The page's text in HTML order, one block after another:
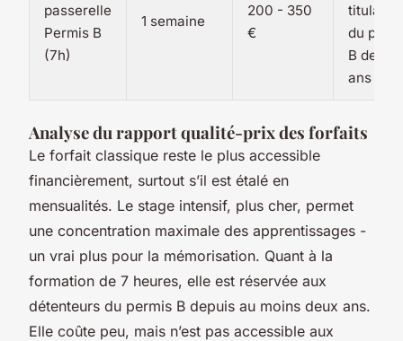
passerelle
Permis B
(7h)
1 semaine
200 - 350
€
du
B
ans
Analyse du rapport qualité-prix des forfaits
Le forfait classique reste le plus accessible
financièrement, surtout s’il est étalé en
mensualités. Le stage intensif, plus cher, permet
une concentration maximale des apprentissages -
un vrai plus pour la mémorisation. Quant à la
formation de 7 heures, elle est réservée aux
détenteurs du permis B depuis au moins deux ans.
Elle coûte peu, mais n’est pas accessible aux